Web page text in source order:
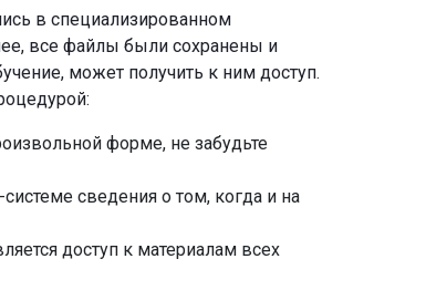
в специализированном
все файлы были сохранены и
может получить к ним доступ.
форме, не забудьте
сведения о том, когда и на
доступ к материалам всех